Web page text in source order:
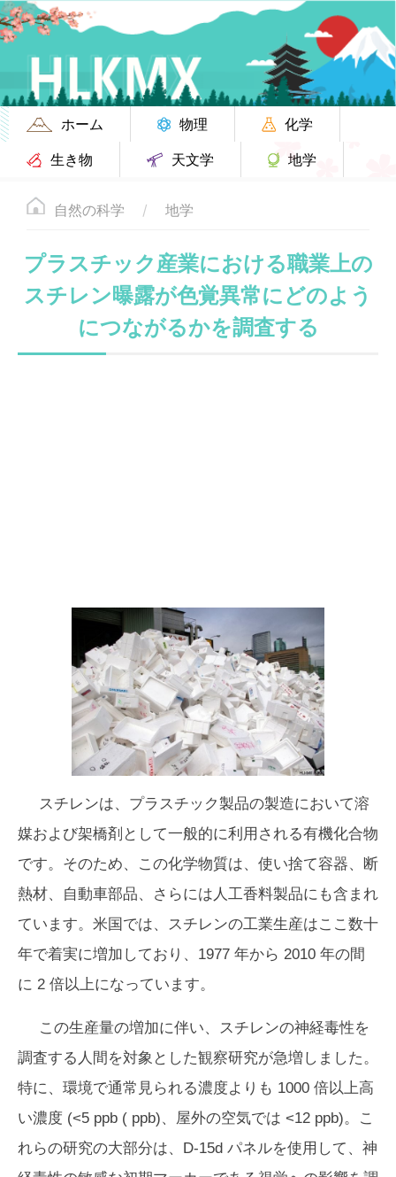
ホーム 物理
化学
生き物
天文学 地学
自然の科学 地学
プラスチック産業における職業上の
スチレン曝露が色覚異常にどのよう
につながるかを調査する
スチレンは、プラスチック製品の製造において溶
媒および架橋剤として一般的に利用される有機化合物
です。そのため、この化学物質は、使い捨て容器、断
熱材、自動車部品、さらには人工香料製品にも含まれ
ています。米国では、スチレンの工業生産はここ数十
年で着実に増加しており、1977 年から 2010 年の間
に 2 倍以上になっています。
この生産量の増加に伴い、スチレンの神経毒性を
調査する人間を対象とした観察研究が急増しました。
特に、環境で通常見られる濃度よりも 1000 倍以上高
い濃度 (<5 ppb ( ppb)、屋外の空気では <12 ppb)。こ
れらの研究の大部分は、D-15d パネルを使用して、神